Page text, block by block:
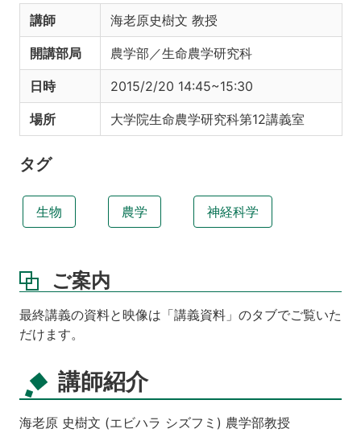
講師 海老原史樹文 教授
開講部局 農学部／生命農学研究科
日時 2015/2/20 14:45~15:30
場所 大学院生命農学研究科第12講義室
タグ
生物 農学 神経科学
ご案内
最終講義の資料と映像は「講義資料」のタブでご覧いた
だけます。
講師紹介
海老原 史樹文 (エビハラ シズフミ) 農学部教授